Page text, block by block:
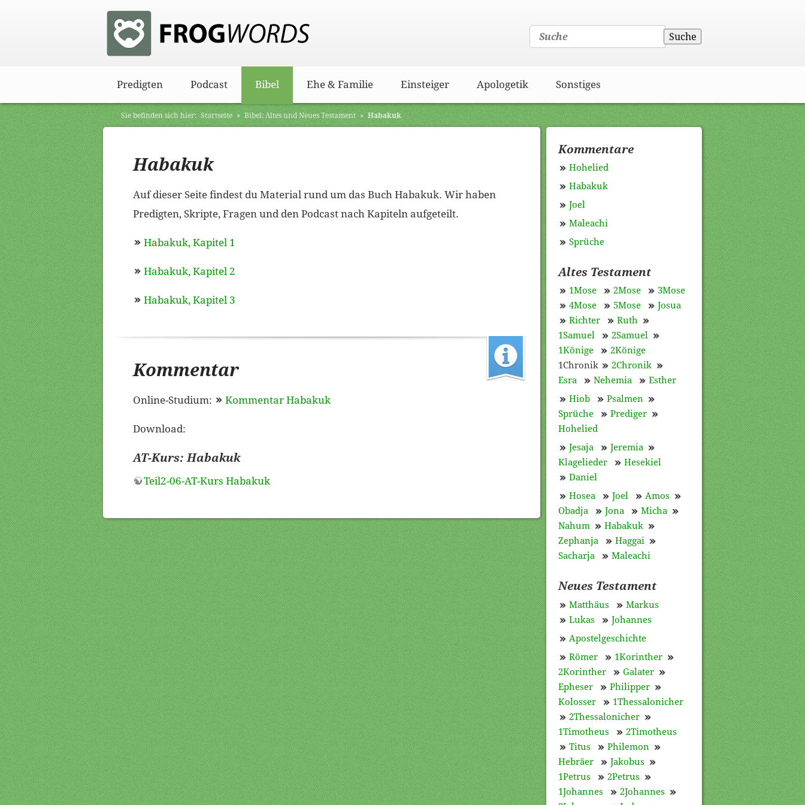
Suche
Predigten Podcast Bibel Ehe & Familie Einsteiger Apologetik Sonstiges
Sie befinden sich hier: Startseite » Bibel: Altes und Neues Testament » Habakuk
Habakuk
Auf dieser Seite findest du Material rund um das Buch Habakuk. Wir haben
Predigten, Skripte, Fragen und den Podcast nach Kapiteln aufgeteilt.
Habakuk, Kapitel 1
Habakuk, Kapitel 2
Habakuk, Kapitel 3
Kommentar
Online-Studium: Kommentar Habakuk
Download:
AT-Kurs: Habakuk
Teil2-06-AT-Kurs Habakuk
Kommentare
Hohelied
Habakuk
Joel
Maleachi
Sprüche
Altes Testament
1Mose 2Mose
3Mose
4Mose
5Mose
Josua
Richter
Ruth
1Samuel
2Samuel
1Könige
2Könige
1Chronik
2Chronik
Esra
Nehemia
Esther
Hiob
Psalmen
Sprüche
Prediger
Hohelied
Jesaja
Jeremia
Klagelieder
Hesekiel
Daniel
Hosea
Joel
Amos
Obadja
Jona
Micha
Nahum
Habakuk
Zephanja
Haggai
Sacharja
Maleachi
Neues Testament
Matthäus
Markus
Lukas
Johannes
Apostelgeschichte
Römer
1Korinther
2Korinther
Galater
Epheser
Philipper
Kolosser
1Thessalonicher
2Thessalonicher
1Timotheus
2Timotheus
Titus
Philemon
Hebräer
Jakobus
1Petrus
2Petrus
1Johannes
2Johannes